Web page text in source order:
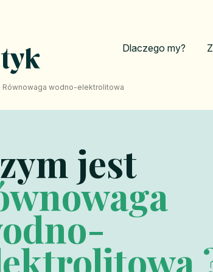
Dlaczego my?
Równowaga wodno-elektrolitowa
jest